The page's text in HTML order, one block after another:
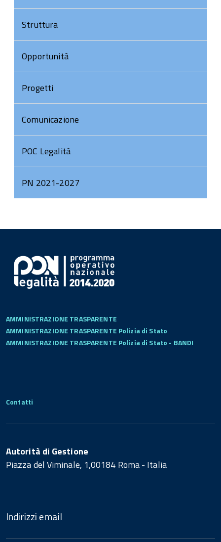
Struttura
Opportunità
Progetti
Comunicazione
POC Legalità
PN 2021-2027
AMMINISTRAZIONE TRASPARENTE
AMMINISTRAZIONE TRASPARENTE Polizia di Stato
AMMINISTRAZIONE TRASPARENTE Polizia di Stato - BANDI
Contatti
Autorità di Gestione
Piazza del Viminale, 1,00184 Roma - Italia
Indirizzi email